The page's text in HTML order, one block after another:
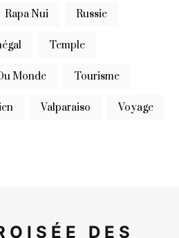
Rapa Nui Russie
Temple
Monde Tourisme
Valparaiso Voyage
DES